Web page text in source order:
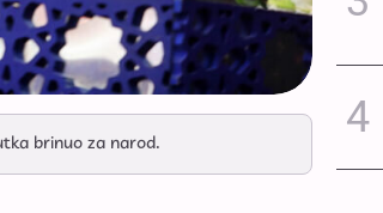
brinuo za narod.